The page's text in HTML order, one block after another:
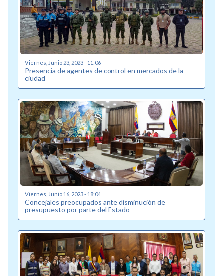
Viernes, Junio 23, 2023 - 11:06
Presencia de agentes de control en mercados de la
ciudad
Viernes, Junio 16, 2023 - 18:04
Concejales preocupados ante disminución de
presupuesto por parte del Estado